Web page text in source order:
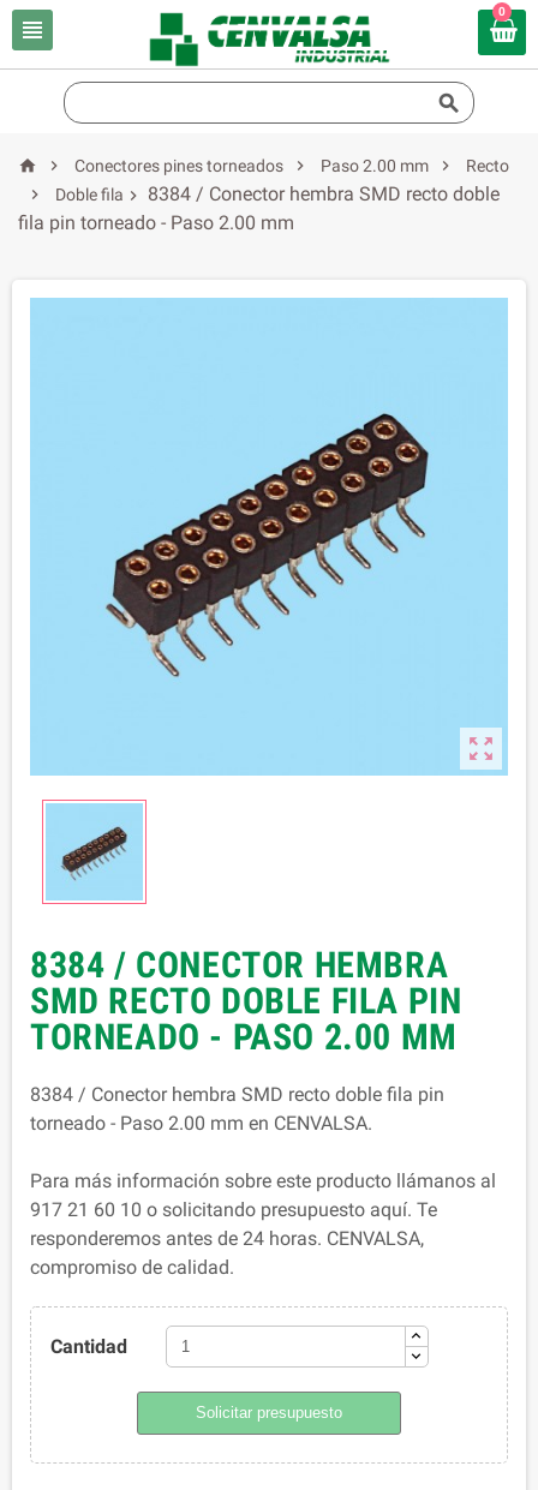

0

  Conectores pines torneados  Paso 2.00 mm 
Recto

Doble fila 
8384 / Conector hembra SMD recto doble
fila pin torneado - Paso 2.00 mm

8384 / CONECTOR HEMBRA
SMD RECTO DOBLE FILA PIN
TORNEADO - PASO 2.00 MM
8384 / Conector hembra SMD recto doble fila pin
torneado - Paso 2.00 mm en CENVALSA.
Para más información sobre este producto llámanos al
917 21 60 10 o solicitando presupuesto aquí. Te
responderemos antes de 24 horas. CENVALSA,
compromiso de calidad.
Cantidad
Solicitar presupuesto